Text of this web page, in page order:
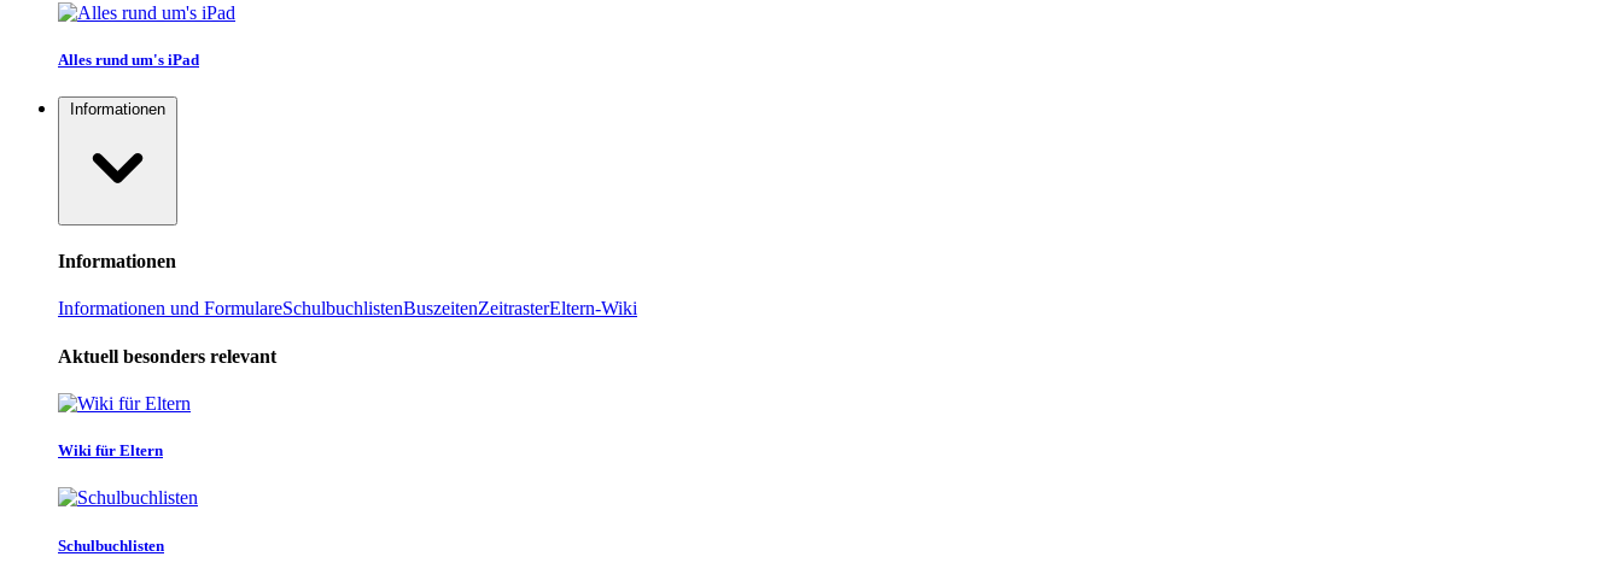
Alles rund um's iPad
Informationen
Informationen
Informationen und FormulareSchulbuchlistenBuszeitenZeitrasterEltern-Wiki
Aktuell besonders relevant
Wiki für Eltern
Schulbuchlisten